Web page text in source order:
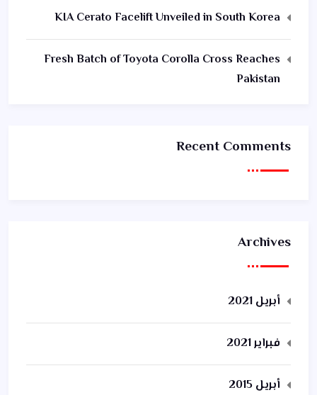
KIA Cerato Facelift Unveiled in South Korea
Fresh Batch of Toyota Corolla Cross Reaches
Pakistan
Recent Comments
Archives
أبريل 2021
فبراير 2021
أبريل 2015